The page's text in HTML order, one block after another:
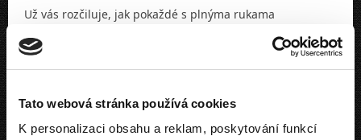
Tato webová stránka používá cookies
K personalizaci obsahu a reklam, poskytování funkcí
Už vás rozčiluje, jak pokaždé s plnýma rukama
balancujete a hledáte v mohutném svazku klíčů ten
správný od konkrétních dveří? Nebaví vás těžká zátěž
spousty klíčů od všech dveří, branek a skříní? Stává se
klíče od pracovní